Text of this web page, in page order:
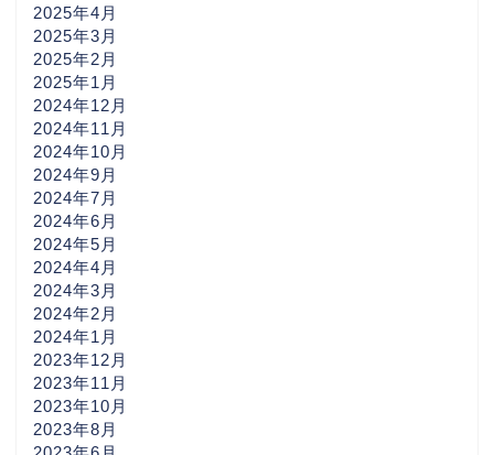
2025年4月
2025年3月
2025年2月
2025年1月
2024年12月
2024年11月
2024年10月
2024年9月
2024年7月
2024年6月
2024年5月
2024年4月
2024年3月
2024年2月
2024年1月
2023年12月
2023年11月
2023年10月
2023年8月